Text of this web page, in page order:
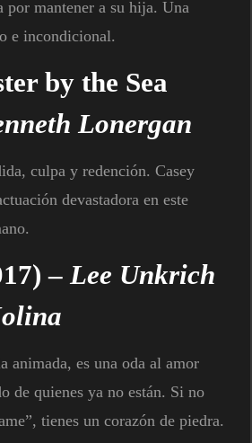
por mantener a su hija. Una
e incondicional.
by the Sea
Lonergan
culpa y redención. Casey
devastadora en este
– Lee Unkrich
animada, es una oda al amor
de quienes ya no están. Si no
tienes un corazón de piedra.